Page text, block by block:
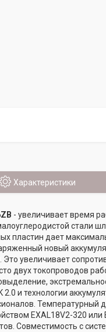
Характеристики
- увеличивает время
стали
пластин дает
новый
увеличивает
двух токопроводов
2.0 и технологии
Температурный
EXAL18V2-320
Совместимость с